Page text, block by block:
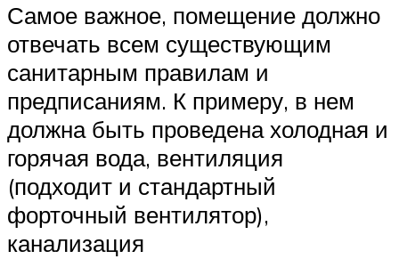
Самое важное, помещение должно
отвечать всем существующим
санитарным правилам и
предписаниям. К примеру, в нем
должна быть проведена холодная и
горячая вода, вентиляция
(подходит и стандартный
форточный вентилятор),
канализация